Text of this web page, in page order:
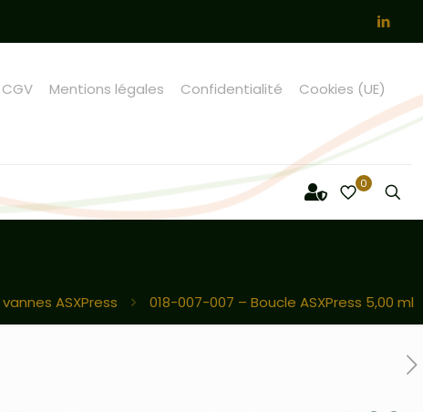
CGV Mentions légales Confidentialité Cookies (UE)
0
ASXPress 018-007-007 – Boucle ASXPress 5,00 ml